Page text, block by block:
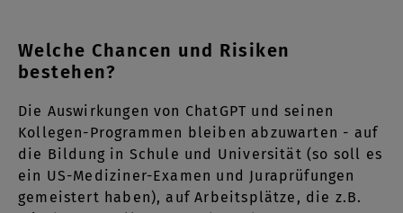
Welche Chancen und Risiken
bestehen?
Die Auswirkungen von ChatGPT und seinen
Kollegen-Programmen bleiben abzuwarten - auf
die Bildung in Schule und Universität (so soll es
ein US-Mediziner-Examen und Juraprüfungen
gemeistert haben), auf Arbeitsplätze, die z.B.